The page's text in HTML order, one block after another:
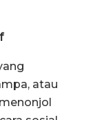
atau